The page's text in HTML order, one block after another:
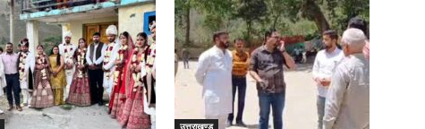
उत्तराखण्ड